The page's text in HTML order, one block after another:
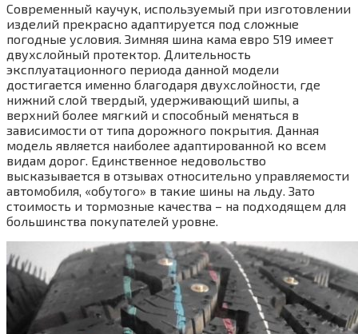
Современный каучук, используемый при изготовлении
изделий прекрасно адаптируется под сложные
погодные условия. Зимняя шина кама евро 519 имеет
двухслойный протектор. Длительность
эксплуатационного периода данной модели
достигается именно благодаря двухслойности, где
нижний слой твердый, удерживающий шипы, а
верхний более мягкий и способный меняться в
зависимости от типа дорожного покрытия. Данная
модель является наиболее адаптированной ко всем
видам дорог. Единственное недовольство
высказывается в отзывах относительно управляемости
автомобиля, «обутого» в такие шины на льду. Зато
стоимость и тормозные качества – на подходящем для
большинства покупателей уровне.